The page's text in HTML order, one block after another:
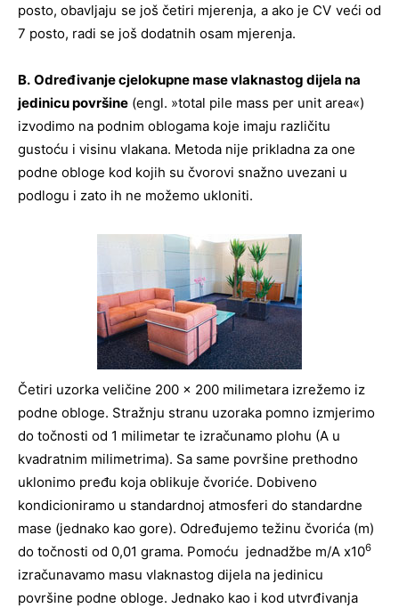
posto, obavljaju se još četiri mjerenja, a ako je CV veći od
7 posto, radi se još dodatnih osam mjerenja.
B. Određivanje cjelokupne mase vlaknastog dijela na
jedinicu površine (engl. »total pile mass per unit area«)
izvodimo na podnim oblogama koje imaju različitu
gustoću i visinu vlakana. Metoda nije prikladna za one
podne obloge kod kojih su čvorovi snažno uvezani u
podlogu i zato ih ne možemo ukloniti.
Četiri uzorka veličine 200 x 200 milimetara izrežemo iz
podne obloge. Stražnju stranu uzoraka pomno izmjerimo
do točnosti od 1 milimetar te izračunamo plohu (A u
kvadratnim milimetrima). Sa same površine prethodno
uklonimo pređu koja oblikuje čvoriće. Dobiveno
kondicioniramo u standardnoj atmosferi do standardne
mase (jednako kao gore). Određujemo težinu čvorića (m)
do točnosti od 0,01 grama. Pomoću jednadžbe m/A x106
izračunavamo masu vlaknastog dijela na jedinicu
površine podne obloge. Jednako kao i kod utvrđivanja